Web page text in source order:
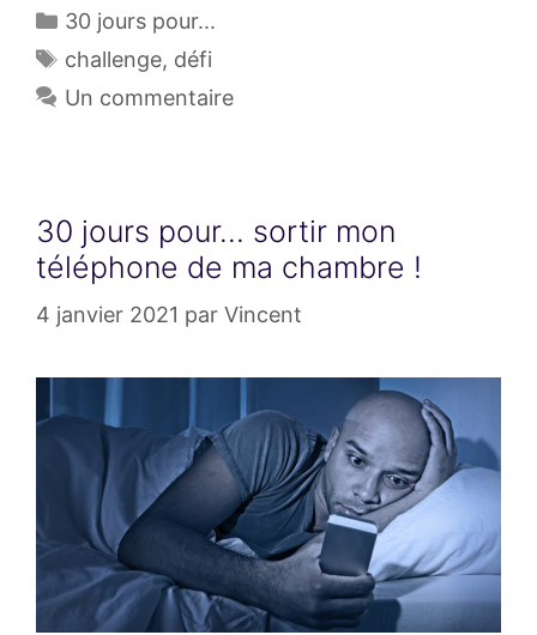
Catégories
30 jours pour...
Étiquettes
challenge, défi
Un commentaire
30 jours pour… sortir mon
téléphone de ma chambre !
4 janvier 2021 par Vincent